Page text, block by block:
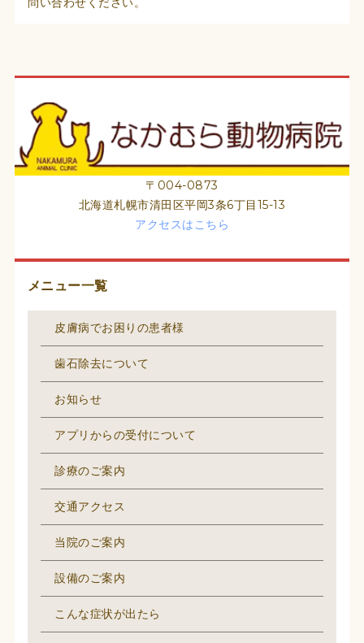
〒004-0873
北海道札幌市清田区平岡3条6丁目15-13
アクセスはこちら
メニュー一覧
皮膚病でお困りの患者様
歯石除去について
お知らせ
アプリからの受付について
診療のご案内
交通アクセス
当院のご案内
設備のご案内
こんな症状が出たら